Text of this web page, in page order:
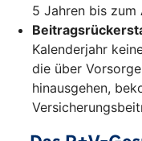
5 Jahren bis
Kalenderjahr
die über
hinausgehen,